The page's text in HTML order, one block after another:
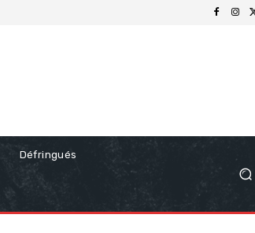
Défringués